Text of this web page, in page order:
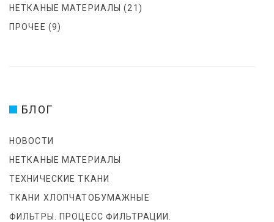
НЕТКАНЫЕ МАТЕРИАЛЫ (21)
ПРОЧЕЕ (9)
БЛОГ
НОВОСТИ
НЕТКАНЫЕ МАТЕРИАЛЫ
ТЕХНИЧЕСКИЕ ТКАНИ
ТКАНИ ХЛОПЧАТОБУМАЖНЫЕ
ФИЛЬТРЫ. ПРОЦЕСС ФИЛЬТРАЦИИ.